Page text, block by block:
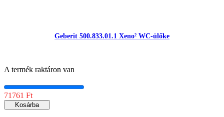
Geberit 500.833.01.1 Xeno² WC-ülőke
A termék raktáron van
71761 Ft
Kosárba